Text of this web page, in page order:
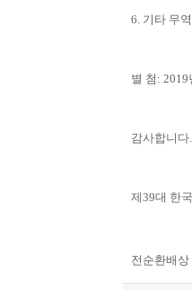
6. 기타 무
별 첨:
감사합니다.
제39대 한
전순환배상